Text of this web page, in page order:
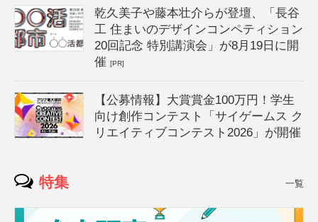
乾久美子や藤本壮介らが登壇、「長谷
工 住まいのデザインコンペティション
20回記念 特別講演会」が8月19日に開
催[PR]
【公募情報】大賞賞金100万円！学生
向け創作コンテスト「サイゲームス ク
リエイティブコンテスト2026」が開催
特集 一覧